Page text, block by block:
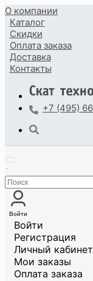
О компании
Каталог
Скидки
Оплата заказа
Доставка
Контакты
+7 (495)
Войти
Войти
Регистрация
Личный кабинет
Мои заказы
Оплата заказа